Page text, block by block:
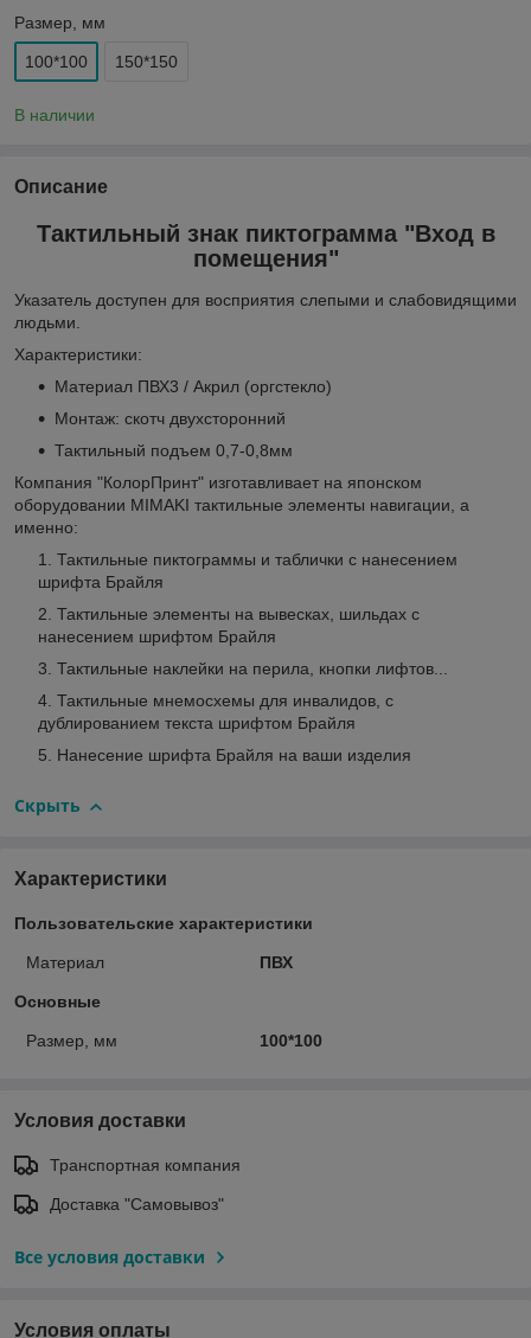
Размер, мм
100*100 150*150
В наличии
Описание
Тактильный знак пиктограмма "Вход в
помещения"
Указатель доступен для восприятия слепыми и слабовидящими
людьми.
Характеристики:
Материал ПВХ3 / Акрил (оргстекло)
Монтаж: скотч двухсторонний
Тактильный подъем 0,7-0,8мм
Компания "КолорПринт" изготавливает на японском
оборудовании MIMAKI тактильные элементы навигации, а
именно:
Тактильные пиктограммы и таблички с нанесением
шрифта Брайля
Тактильные элементы на вывесках, шильдах с
нанесением шрифтом Брайля
Тактильные наклейки на перила, кнопки лифтов...
Тактильные мнемосхемы для инвалидов, с
дублированием текста шрифтом Брайля
Нанесение шрифта Брайля на ваши изделия
Скрыть
Характеристики
Пользовательские характеристики
Материал ПВХ
Основные
Размер, мм 100*100
Условия доставки
Транспортная компания
Доставка "Самовывоз"
Все условия доставки
Условия оплаты